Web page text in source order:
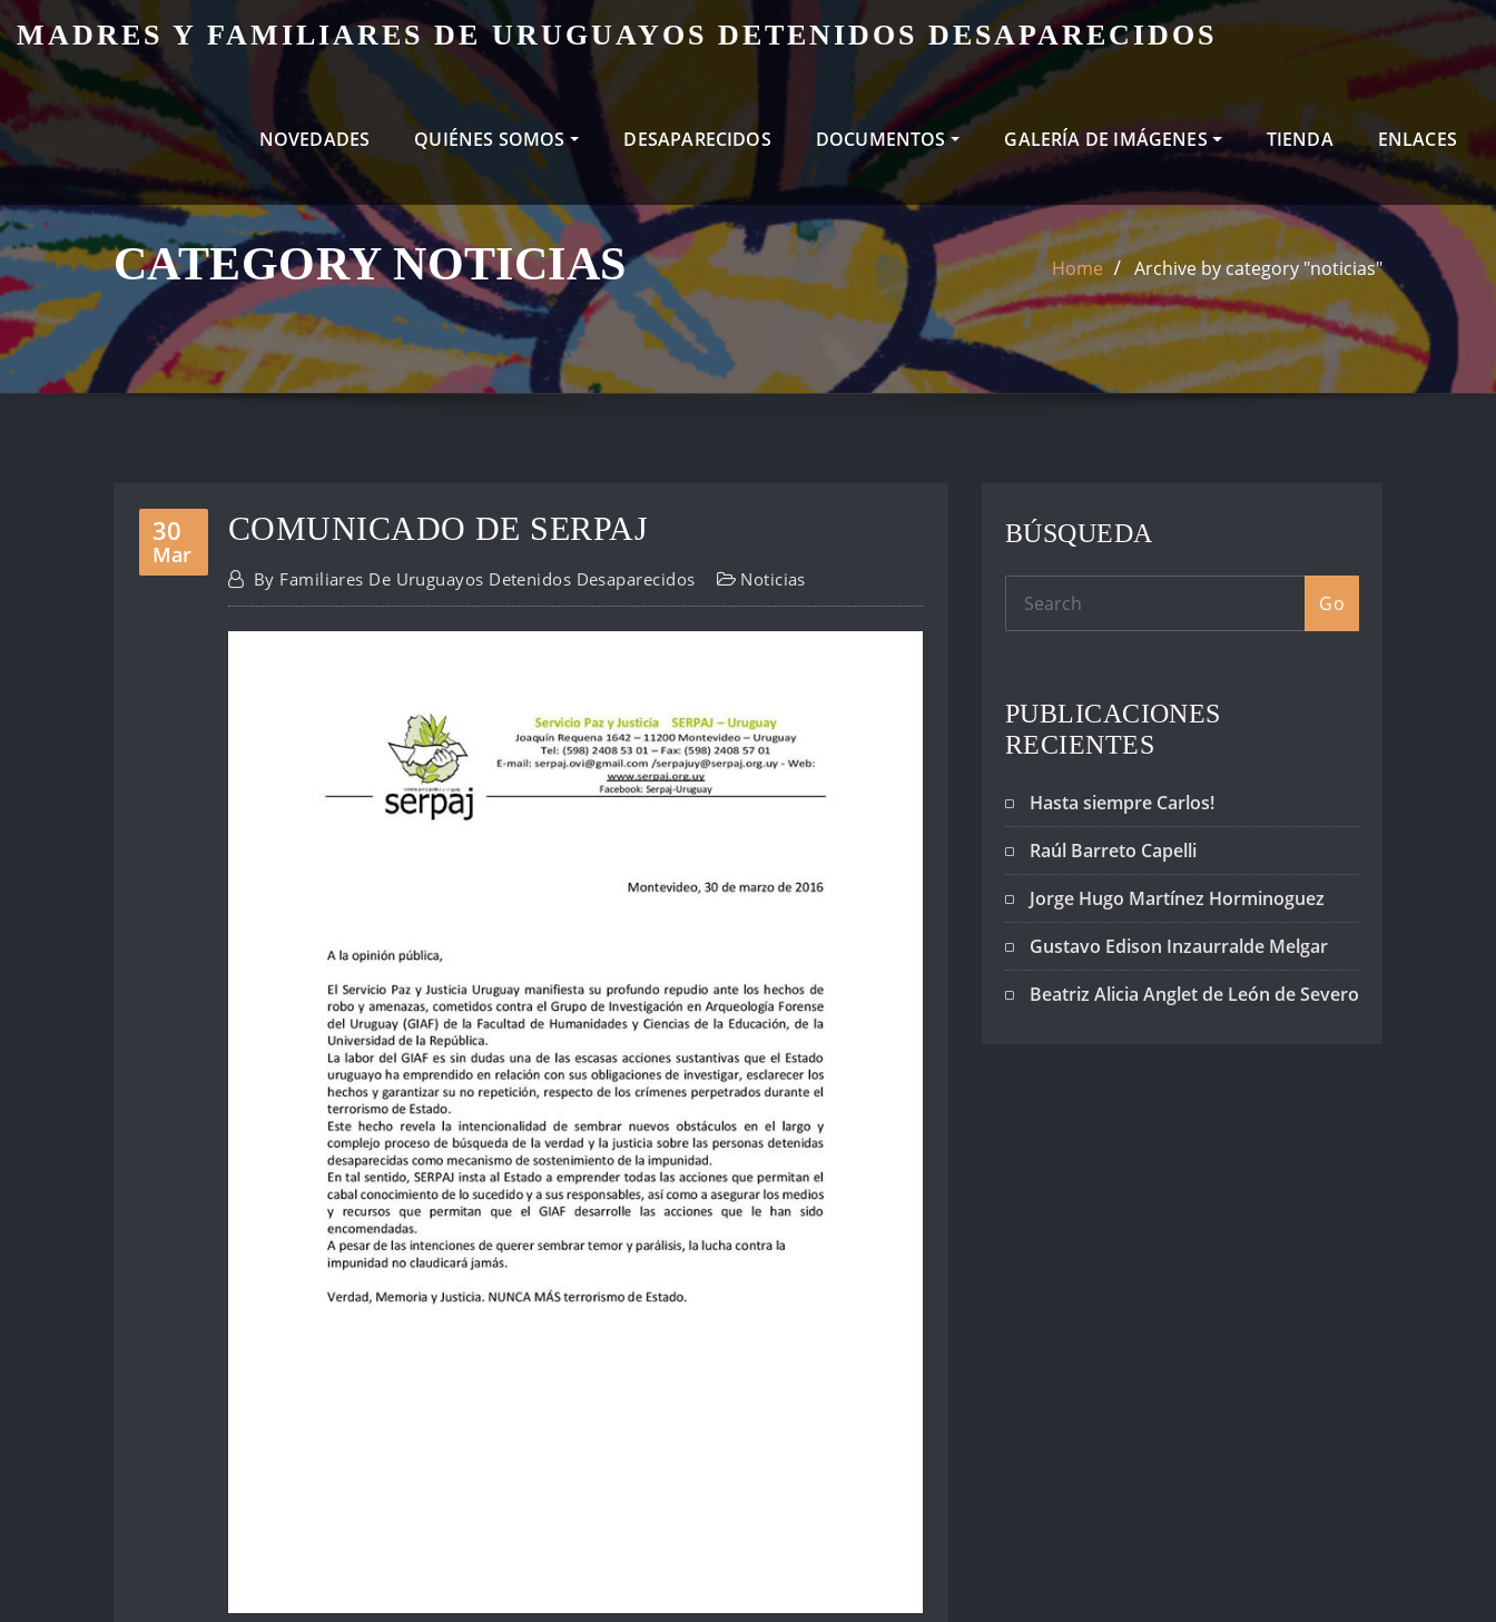
Skip
to
content
MADRES Y FAMILIARES DE URUGUAYOS DETENIDOS DESAPARECIDOS
NOVEDADES QUIÉNES SOMOS DESAPARECIDOS DOCUMENTOS GALERÍA DE IMÁGENES TIENDA ENLACES
CATEGORY NOTICIAS Home Archive by category "noticias"
30
Mar
COMUNICADO DE SERPAJ
By Familiares De Uruguayos Detenidos Desaparecidos Noticias
BÚSQUEDA
Go
PUBLICACIONES
RECIENTES
Hasta siempre Carlos!
Raúl Barreto Capelli
Jorge Hugo Martínez Horminoguez
Gustavo Edison Inzaurralde Melgar
Beatriz Alicia Anglet de León de Severo